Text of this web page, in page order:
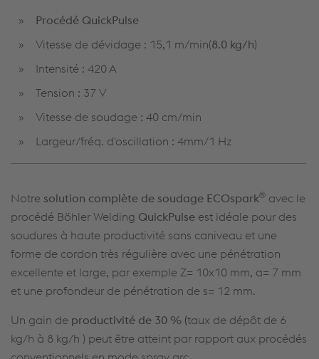
Procédé QuickPulse
Vitesse de dévidage : 15,1 m/min(8.0 kg/h)
Intensité : 420 A
Tension : 37 V
Vitesse de soudage : 40 cm/min
Largeur/fréq. d'oscillation : 4mm/1 Hz
Notre solution complète de soudage ECOspark® avec le
procédé Böhler Welding QuickPulse est idéale pour des
soudures à haute productivité sans caniveau et une
forme de cordon très régulière avec une pénétration
excellente et large, par exemple Z= 10x10 mm, a= 7 mm
et une profondeur de pénétration de s= 12 mm.
Un gain de productivité de 30 % (taux de dépôt de 6
kg/h à 8 kg/h ) peut être atteint par rapport aux procédés